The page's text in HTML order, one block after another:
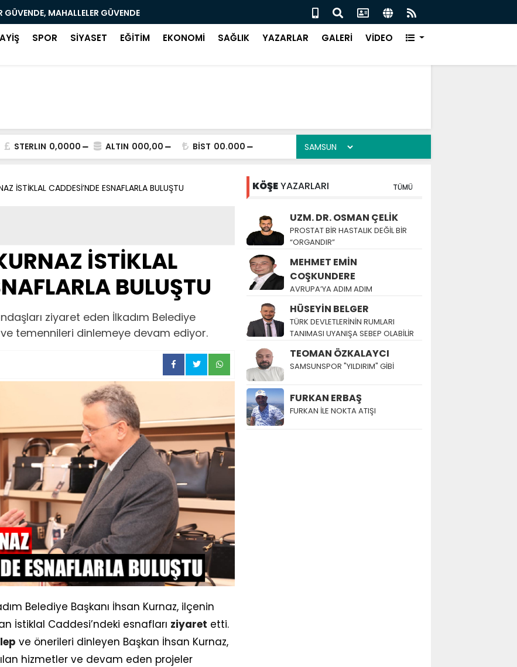
MAHALLELER GÜVENDE SAMSUN’DA ‘BU KAMPTA HAYAT VAR’
SPOR SİYASET EĞİTİM EKONOMİ SAĞLIK YAZARLAR GALERİ VİDEO
STERLIN 0,0000 ALTIN 000,00 BİST 00.000
İSTİKLAL CADDESİ’NDE ESNAFLARLA BULUŞTU
İSTİKLAL
BULUŞTU
ziyaret eden İlkadım Belediye
temennileri dinlemeye devam ediyor.
Belediye Başkanı İhsan Kurnaz, ilçenin
İstiklal Caddesi’ndeki esnafları ziyaret etti.
ve önerileri dinleyen Başkan İhsan Kurnaz,
hizmetler ve devam eden projeler
KÖŞEYAZARLARI TÜMÜ
UZM. DR. OSMAN ÇELİK
PROSTAT BİR HASTALIK DEĞİL BİR
“ORGANDIR”
MEHMET EMİN
COŞKUNDERE
AVRUPA’YA ADIM ADIM
HÜSEYİN BELGER
TÜRK DEVLETLERİNİN RUMLARI
TANIMASI UYANIŞA SEBEP OLABİLİR
TEOMAN ÖZKALAYCI
SAMSUNSPOR "YILDIRIM" GİBİ
FURKAN ERBAŞ
FURKAN İLE NOKTA ATIŞI